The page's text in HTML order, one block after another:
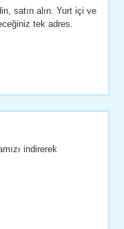
satın alın. Yurt içi ve
tek adres.
indirerek